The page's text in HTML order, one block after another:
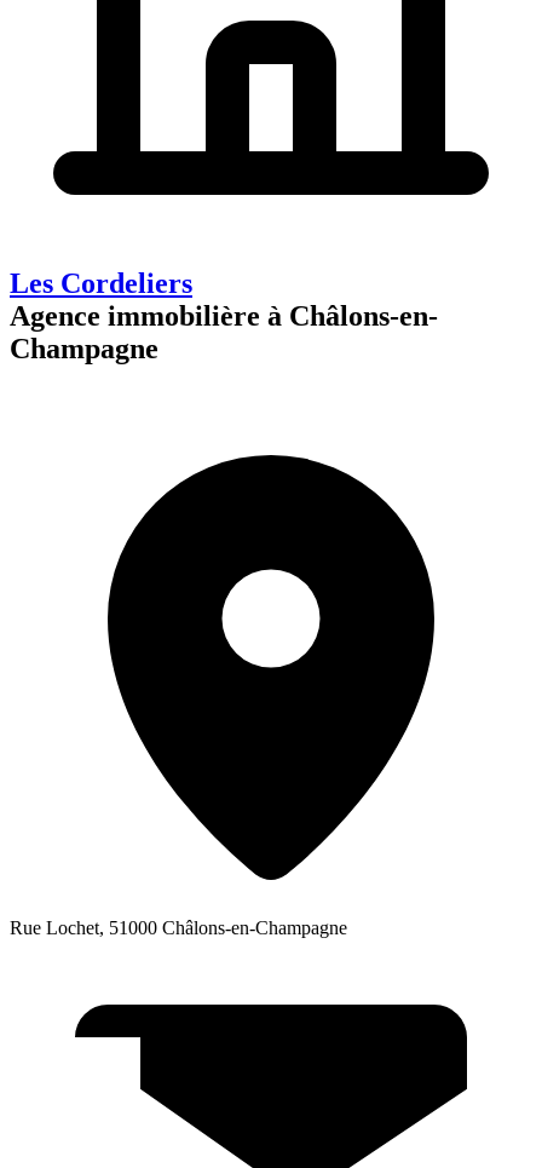
Les Cordeliers
Agence immobilière à Châlons-en-
Champagne
Rue Lochet, 51000 Châlons-en-Champagne